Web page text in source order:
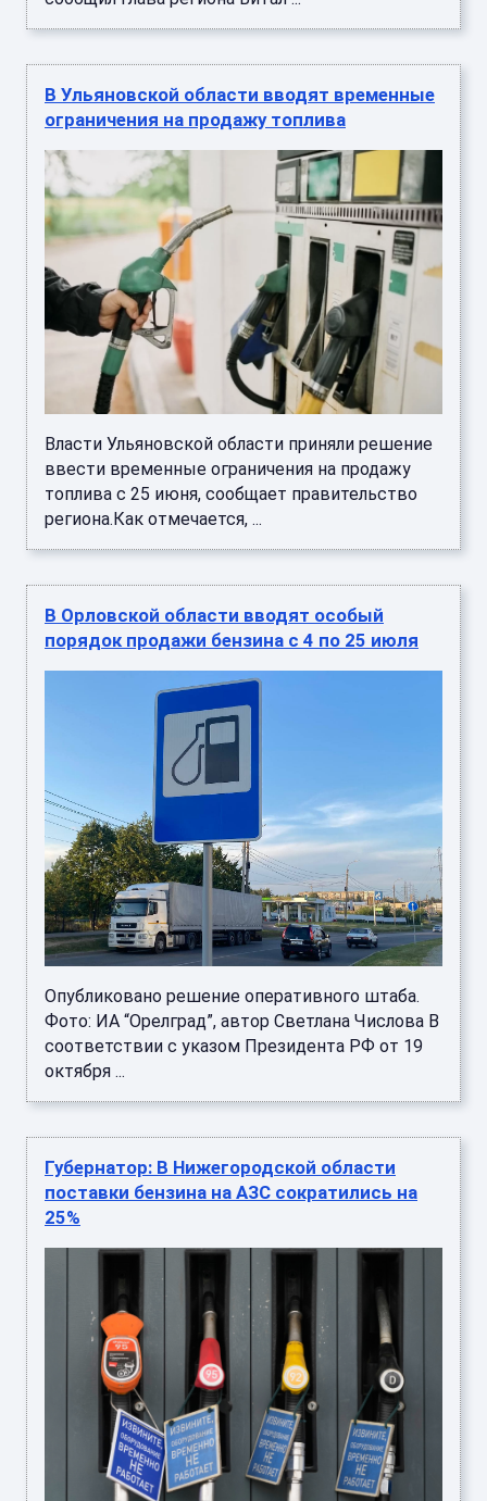
В Ульяновской области вводят временные
ограничения на продажу топлива
Власти Ульяновской области приняли решение
ввести временные ограничения на продажу
топлива с 25 июня, сообщает правительство
региона.Как отмечается, ...
В Орловской области вводят особый
порядок продажи бензина с 4 по 25 июля
Опубликовано решение оперативного штаба.
Фото: ИА “Орелград”, автор Светлана Числова В
соответствии с указом Президента РФ от 19
октября ...
Губернатор: В Нижегородской области
поставки бензина на АЗС сократились на
25%